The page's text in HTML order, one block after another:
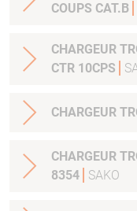
COUPS CAT.B
CHARGEUR
CTR 10CPS
CHARGEUR
CHARGEUR
8354
SAKO